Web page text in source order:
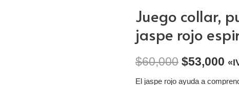
Juego collar,
jaspe rojo
$60,000 $53,000
El jaspe rojo ayuda a